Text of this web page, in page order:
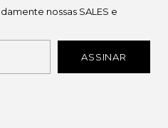
nossas SALES e